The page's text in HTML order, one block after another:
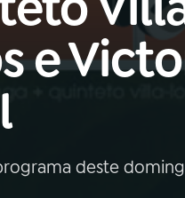
e
deste